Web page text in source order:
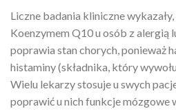
Liczne badania kliniczne
Koenzymem Q10 u osób z alergią
poprawia stan chorych, ponieważ
histaminy (składnika, który
Wielu lekarzy stosuje u swych
poprawić u nich funkcje mózgowe